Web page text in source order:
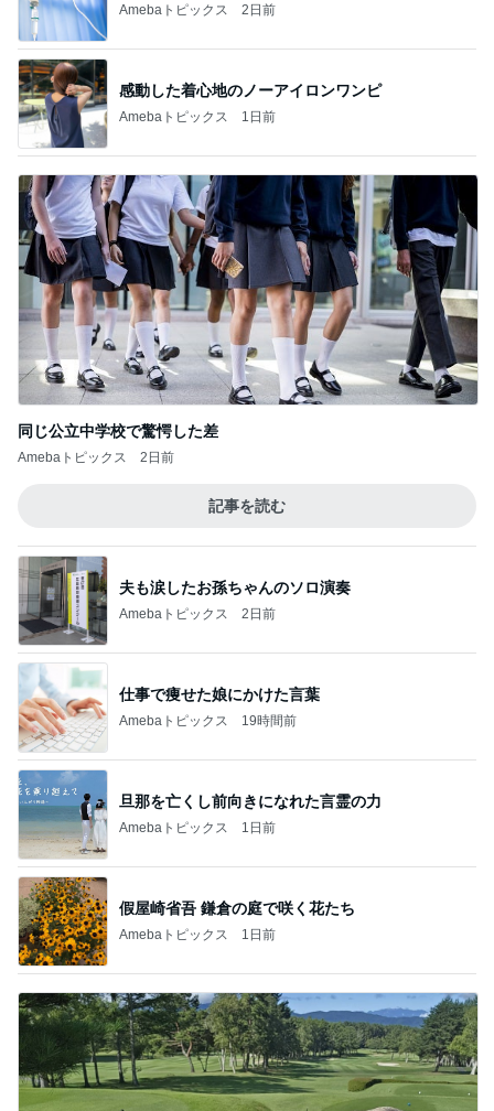
Amebaトピックス 2日前
感動した着心地のノーアイロンワンピ
Amebaトピックス 1日前
同じ公立中学校で驚愕した差
Amebaトピックス 2日前
記事を読む
夫も涙したお孫ちゃんのソロ演奏
Amebaトピックス 2日前
仕事で痩せた娘にかけた言葉
Amebaトピックス 19時間前
旦那を亡くし前向きになれた言霊の力
Amebaトピックス 1日前
假屋崎省吾 鎌倉の庭で咲く花たち
Amebaトピックス 1日前